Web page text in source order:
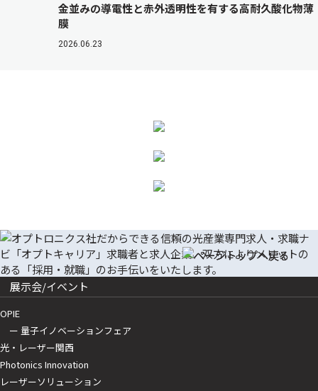
金並みの導電性と赤外透明性を有する高耐久酸化物薄
膜
2026.06.23
展示会/イベント
OPIE
ー 量子イノベーションフェア
光・レーザー関西
Photonics Innovation
レーザーソリューション